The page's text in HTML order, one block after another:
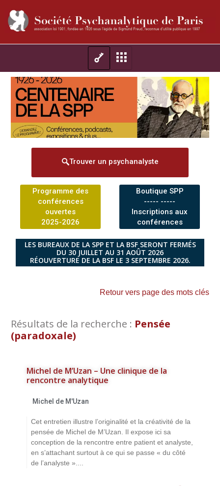
Trouver un psychanalyste
Programme des
conférences
ouvertes
2025-2026
Boutique SPP
----- -----
Inscriptions aux
conférences
LES BUREAUX DE LA SPP ET LA BSF SERONT FERMÉS
DU 30 JUILLET AU 31 AOÛT 2026
RÉOUVERTURE DE LA BSF LE 3 SEPTEMBRE 2026.
Retour vers page des mots clés
Résultats de la recherche : Pensée
(paradoxale)
Michel de M’Uzan – Une clinique de la
rencontre analytique
Michel de M'Uzan
Cet entretien illustre l’originalité et la créativité de la
pensée de Michel de M’Uzan. Il expose ici sa
conception de la rencontre entre patient et analyste,
en s’attachant surtout à ce qui se passe « du côté
de l’analyste »....